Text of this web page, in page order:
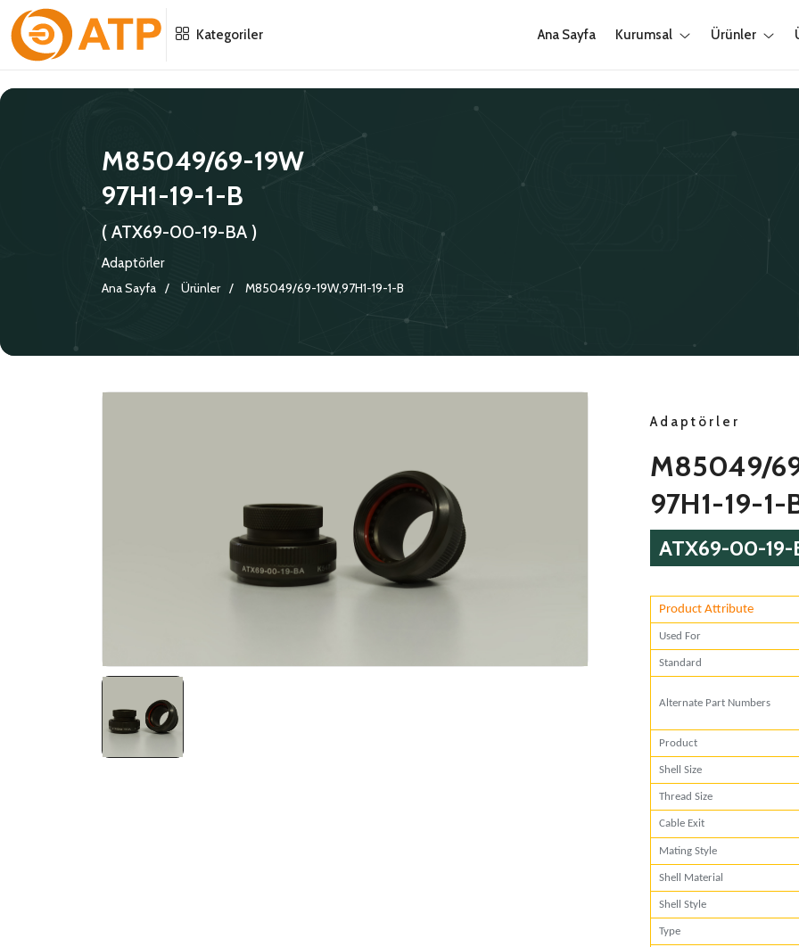
Kategoriler Ana Sayfa Kurumsal Ürünler
M85049/69-19W
97H1-19-1-B
( ATX69-00-19-BA )
Adaptörler
Ana Sayfa
Ürünler M85049/69-19W,97H1-19-1-B
Adaptörler
M85049/
97H1-19-1-
ATX69-00-19-
Product Attribute
Used
Alternate Part
Product
Shell Size
Thread Size
Cable Exit
Mating Style
Shell Material
Shell Style
Type
Menu
POLITIKALARIMIZ
Menu
BILGI GÜVENLIĞI POLITIKASI
Menu
KORUMA KAPAKLARI
KRIMP KONTAKLAR